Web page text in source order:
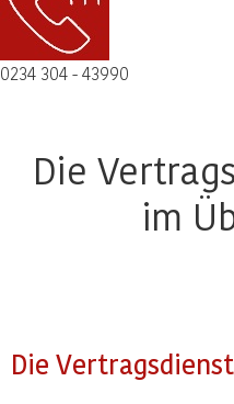
0234 304 - 43990
Die
im
Die